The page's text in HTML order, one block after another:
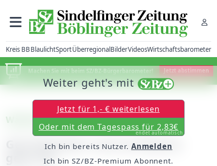
Kreis BBBlaulichtSportÜberregionalBilderVideosWirtschaftsbarometer
Machen Sie mit beim SZ/BZ-Bürgerbarometer! Jetzt abstimmen
Waldenbuch
Geschleudert und auf Baum
geprallt
Weiter geht's mit
Jetzt für 1,- € weiterlesen
Oder mit dem Tagespass für 2,83€
endet automatisch
Ich bin bereits Nutzer. Anmelden
Ich bin SZ/BZ-Premium Abonnent.